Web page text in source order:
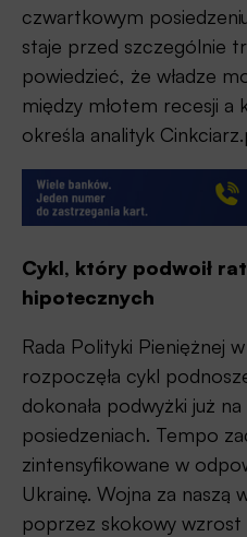
czwartkowym
staje przed szczególnie
powiedzieć, że władze
między młotem recesji a
określa analityk
Cykl, który podwoił
hipotecznych
Rada Polityki Pieniężnej
rozpoczęła cykl
dokonała podwyżki już
posiedzeniach. Tempo
zintensyfikowane w
Ukrainę. Wojna za naszą
poprzez skokowy